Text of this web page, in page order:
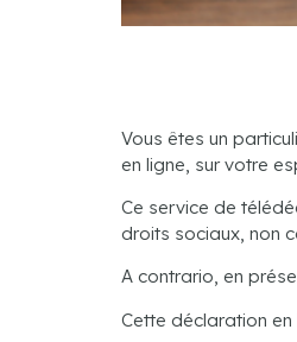
Vous êtes un
en ligne, sur votre
Ce service de
droits sociaux, non
A contrario, en
Cette déclaration en